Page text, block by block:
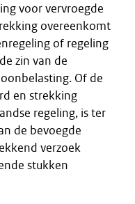
voor vervroegde
overeenkomt
of regeling
zin van de
Of de
en strekking
regeling, is ter
de bevoegde
verzoek
stukken